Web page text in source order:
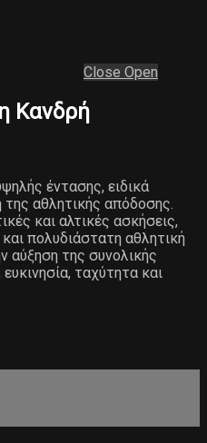
Close Open
Κανδρή
έντασης, ειδικά
της αθλητικής απόδοσης.
και αλτικές ασκήσεις,
πολυδιάστατη αθλητική
αύξηση της συνολικής
ταχύτητα και